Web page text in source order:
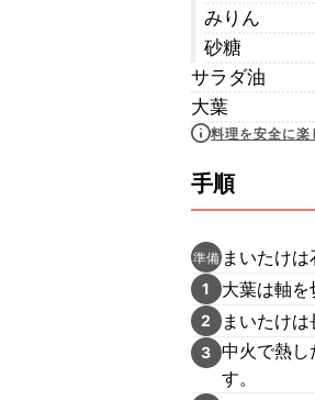
みりん
砂糖
サラダ油
大葉
料理を安全に楽
手順
準備 まいたけは
1 大葉は軸を
2 まいたけ
3 中火で熱し
す。